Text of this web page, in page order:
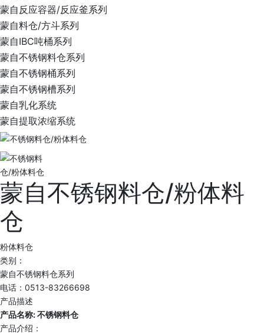
蒙自反应容器/反应釜系列
蒙自料仓/方斗系列
蒙自IBC吨桶系列
蒙自不锈钢料仓系列
蒙自不锈钢桶系列
蒙自不锈钢槽系列
蒙自乳化系统
蒙自提取浓缩系统
蒙自不锈钢料仓/粉体料
仓
粉体料仓
类别：
蒙自不锈钢料仓系列
电话：0513-83266698
产品描述
产品名称: 不锈钢料仓
产品介绍：